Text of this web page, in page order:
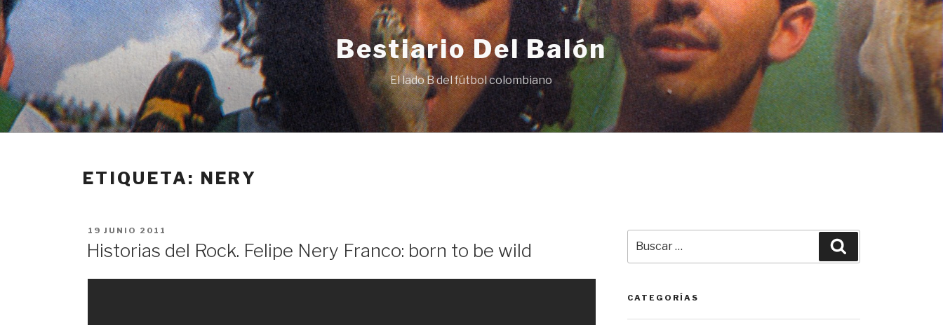
Ir
al
contenido
Bestiario Del Balón
El lado B del fútbol colombiano
ETIQUETA: NERY
PUBLICADO
EN
19 JUNIO 2011
Historias del Rock. Felipe Nery Franco: born to be wild
por:
CATEGORÍAS